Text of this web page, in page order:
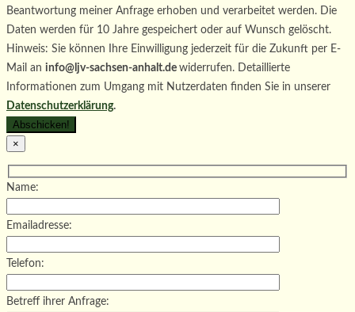
Beantwortung meiner Anfrage erhoben und verarbeitet werden. Die
Daten werden für 10 Jahre gespeichert oder auf Wunsch gelöscht.
Hinweis: Sie können Ihre Einwilligung jederzeit für die Zukunft per E-
Mail an info@ljv-sachsen-anhalt.de widerrufen. Detaillierte
Informationen zum Umgang mit Nutzerdaten finden Sie in unserer
Datenschutzerklärung.
×
Name:
Emailadresse:
Telefon:
Betreff ihrer Anfrage: